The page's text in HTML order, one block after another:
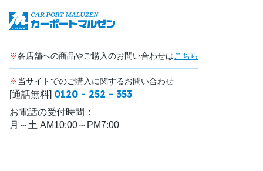
※各店舗への商品やご購入のお問い合わせはこちら
※当サイトでのご購入に関するお問い合わせ
[通話無料] 0120 - 252 - 353
お電話の受付時間：
月～土 AM10:00～PM7:00